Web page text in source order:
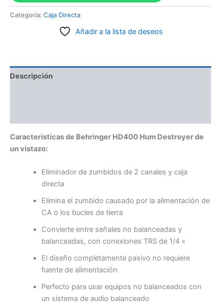
Categoría: Caja Directa
Añadir a la lista de deseos
Descripción
Características de Behringer HD400 Hum Destroyer de
un vistazo:
Eliminador de zumbidos de 2 canales y caja
directa
Elimina el zumbido causado por la alimentación de
CA o los bucles de tierra
Convierte entre señales no balanceadas y
balanceadas, con conexiones TRS de 1/4 «
El diseño completamente pasivo no requiere
fuente de alimentación
Perfecto para usar equipos no balanceados con
un sistema de audio balanceado